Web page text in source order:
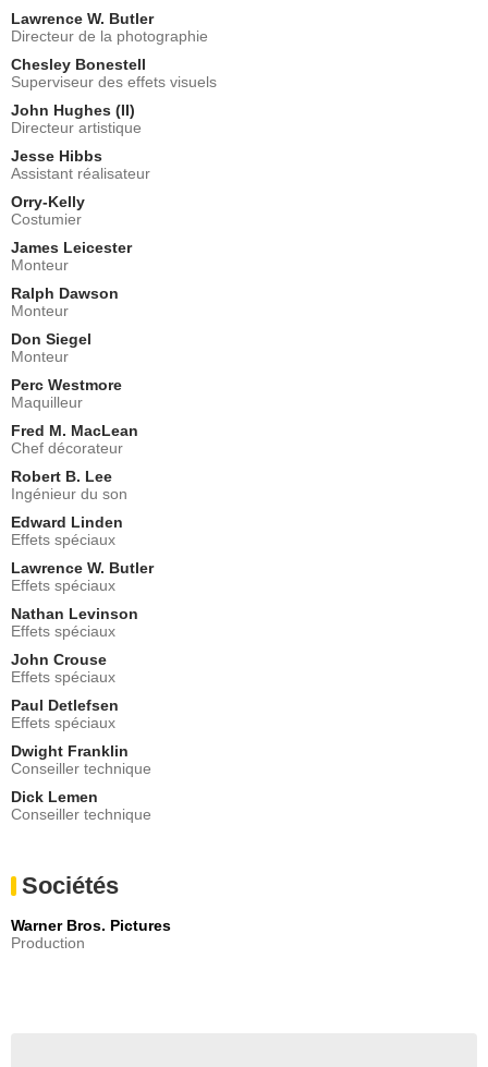
Lawrence W. Butler
Directeur de la photographie
Chesley Bonestell
Superviseur des effets visuels
John Hughes (II)
Directeur artistique
Jesse Hibbs
Assistant réalisateur
Orry-Kelly
Costumier
James Leicester
Monteur
Ralph Dawson
Monteur
Don Siegel
Monteur
Perc Westmore
Maquilleur
Fred M. MacLean
Chef décorateur
Robert B. Lee
Ingénieur du son
Edward Linden
Effets spéciaux
Lawrence W. Butler
Effets spéciaux
Nathan Levinson
Effets spéciaux
John Crouse
Effets spéciaux
Paul Detlefsen
Effets spéciaux
Dwight Franklin
Conseiller technique
Dick Lemen
Conseiller technique
Sociétés
Warner Bros. Pictures
Production